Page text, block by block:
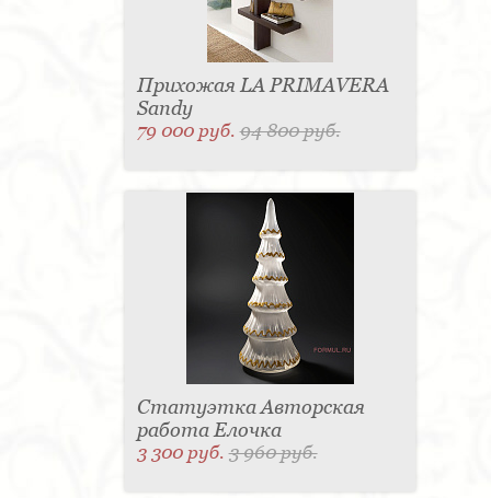
Прихожая LA PRIMAVERA
Sandy
79 000 руб.94 800 руб.
Статуэтка Авторская
работа Елочка
3 300 руб.3 960 руб.